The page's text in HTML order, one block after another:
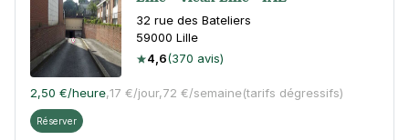
32 rue des Bateliers
59000 Lille
4,6(370 avis)
2,50 €/heure,17 €/jour,72 €/semaine(tarifs dégressifs)
Réserver